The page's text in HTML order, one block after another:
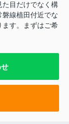
た目だけでなく構
線植田付近でな
ます。まずはご希